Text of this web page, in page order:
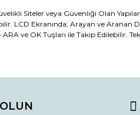
Siteler veya Güvenliği Olan
LCD Ekranında; Arayan ve Aranan
ve OK Tuşları ile Takip Edilebilir.